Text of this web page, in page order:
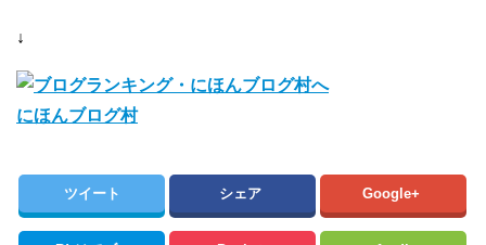
↓
にほんブログ村
ツイート シェア Google+